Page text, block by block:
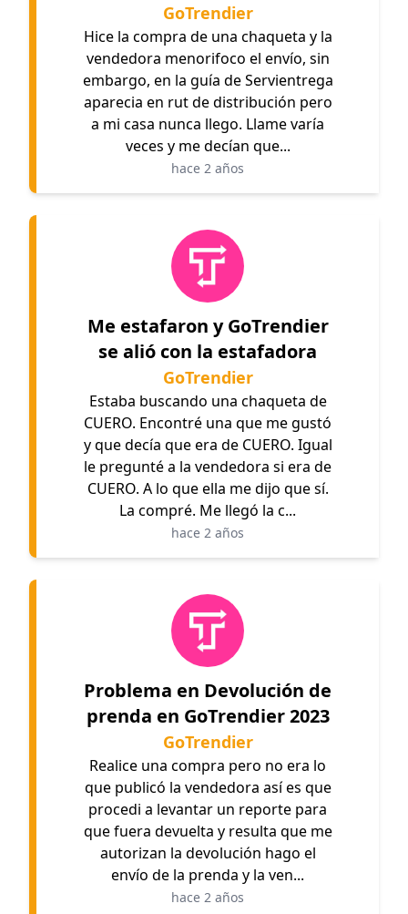
GoTrendier
Hice la compra de una chaqueta y la
vendedora menorifoco el envío, sin
embargo, en la guía de Servientrega
aparecia en rut de distribución pero
a mi casa nunca llego. Llame varía
veces y me decían que...
hace 2 años
Me estafaron y GoTrendier
se alió con la estafadora
GoTrendier
Estaba buscando una chaqueta de
CUERO. Encontré una que me gustó
y que decía que era de CUERO. Igual
le pregunté a la vendedora si era de
CUERO. A lo que ella me dijo que sí.
La compré. Me llegó la c...
hace 2 años
Problema en Devolución de
prenda en GoTrendier 2023
GoTrendier
Realice una compra pero no era lo
que publicó la vendedora así es que
procedi a levantar un reporte para
que fuera devuelta y resulta que me
autorizan la devolución hago el
envío de la prenda y la ven...
hace 2 años